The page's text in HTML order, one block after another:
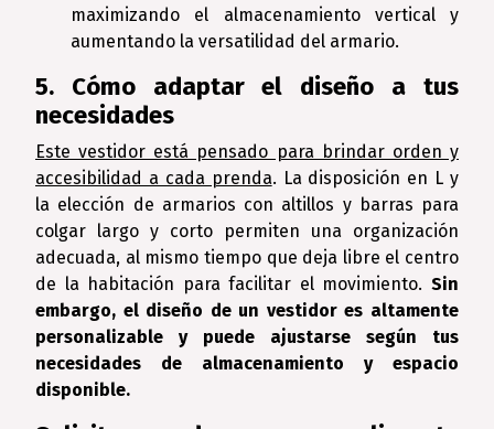
maximizando el almacenamiento vertical y
aumentando la versatilidad del armario.
5. Cómo adaptar el diseño a tus
necesidades
Este vestidor está pensado para brindar orden y
accesibilidad a cada prenda. La disposición en L y
la elección de armarios con altillos y barras para
colgar largo y corto permiten una organización
adecuada, al mismo tiempo que deja libre el centro
de la habitación para facilitar el movimiento. Sin
embargo, el diseño de un vestidor es altamente
personalizable y puede ajustarse según tus
necesidades de almacenamiento y espacio
disponible.